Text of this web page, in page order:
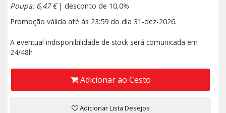
Poupa: 6,47 €| desconto de 10,0%
Promoção válida até às 23:59 do dia 31-dez-2026.
A eventual indisponibilidade de stock será comunicada em
24/48h
Adicionar ao Cesto
Adicionar Lista Desejos